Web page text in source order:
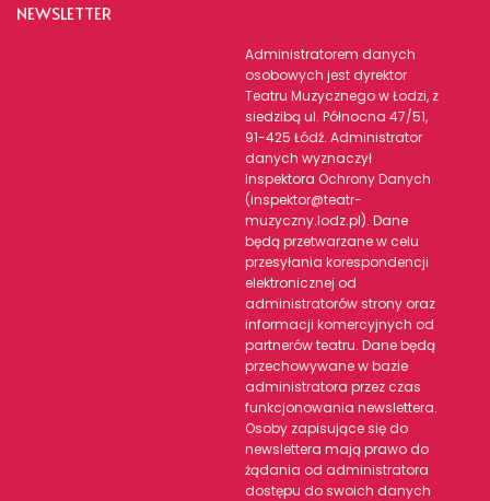
NEWSLETTER
Administratorem danych
osobowych jest dyrektor
Teatru Muzycznego w Łodzi, z
siedzibą ul. Północna 47/51,
91-425 Łódź. Administrator
danych wyznaczył
Inspektora Ochrony Danych
(inspektor@teatr-
muzyczny.lodz.pl). Dane
będą przetwarzane w celu
przesyłania korespondencji
elektronicznej od
administratorów strony oraz
informacji komercyjnych od
partnerów teatru. Dane będą
przechowywane w bazie
administratora przez czas
funkcjonowania newslettera.
Osoby zapisujące się do
newslettera mają prawo do
żądania od administratora
dostępu do swoich danych